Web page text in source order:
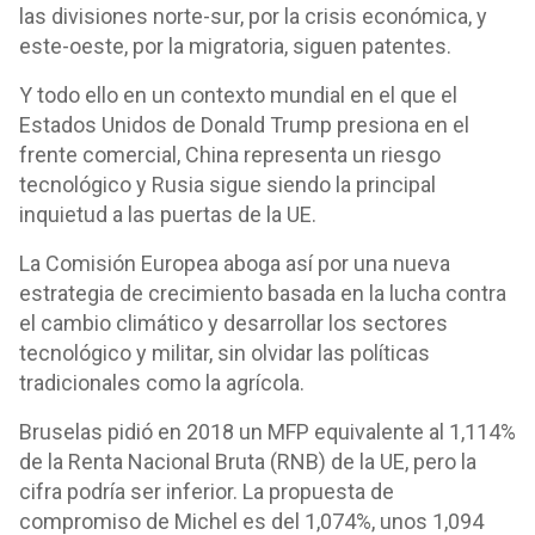
las divisiones norte-sur, por la crisis económica, y
este-oeste, por la migratoria, siguen patentes.
Y todo ello en un contexto mundial en el que el
Estados Unidos de Donald Trump presiona en el
frente comercial, China representa un riesgo
tecnológico y Rusia sigue siendo la principal
inquietud a las puertas de la UE.
La Comisión Europea aboga así por una nueva
estrategia de crecimiento basada en la lucha contra
el cambio climático y desarrollar los sectores
tecnológico y militar, sin olvidar las políticas
tradicionales como la agrícola.
Bruselas pidió en 2018 un MFP equivalente al 1,114%
de la Renta Nacional Bruta (RNB) de la UE, pero la
cifra podría ser inferior. La propuesta de
compromiso de Michel es del 1,074%, unos 1,094